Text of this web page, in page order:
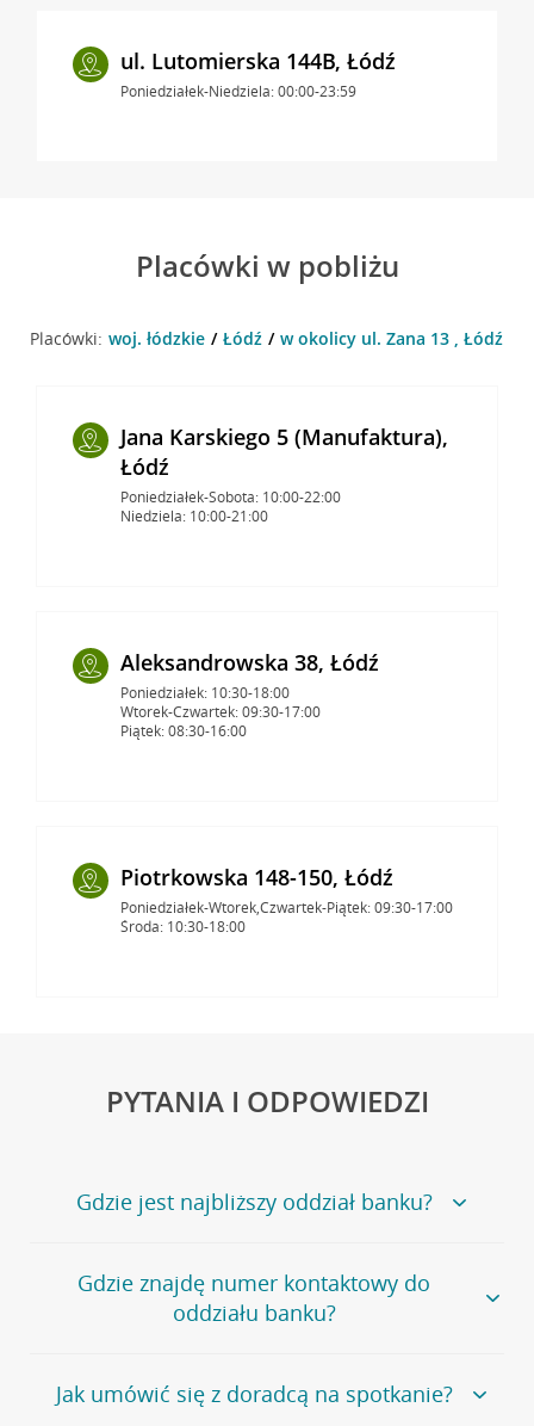
ul. Lutomierska 144B, Łódź
Poniedziałek-Niedziela: 00:00-23:59
Placówki w pobliżu
Placówki: woj. łódzkie Łódź w okolicy ul. Zana 13 , Łódź
Jana Karskiego 5 (Manufaktura),
Łódź
Poniedziałek-Sobota: 10:00-22:00
Niedziela: 10:00-21:00
Aleksandrowska 38, Łódź
Poniedziałek: 10:30-18:00
Wtorek-Czwartek: 09:30-17:00
Piątek: 08:30-16:00
Piotrkowska 148-150, Łódź
Poniedziałek-Wtorek,Czwartek-Piątek: 09:30-17:00
Środa: 10:30-18:00
PYTANIA I ODPOWIEDZI
Gdzie jest najbliższy oddział banku?
Jeśli szukasz oddziału naszego banku, zapraszamy na
stronęPlacówki i bankomaty, na której znajduje się
wygodna wyszukiwarka.
oddziałów
Gdzie znajdę numer kontaktowy do
oddziału banku?
Bank Credit Agricole nie udostępnia ogólnego numeru
telefonu do placówki bankowej.
Jak umówić się z doradcą na spotkanie?